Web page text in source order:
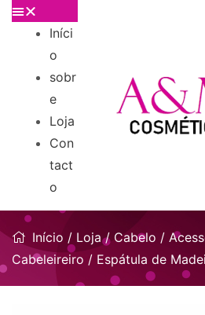
Iníci
o
sobr
e
Loja
Con
tact
o
Início / Loja/Cabelo /
Cabeleireiro / Espátula de